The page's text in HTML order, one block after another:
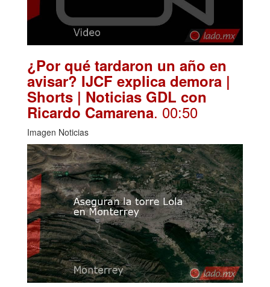
¿Por qué tardaron un año en
avisar? IJCF explica demora |
Shorts | Noticias GDL con
Ricardo Camarena. 00:50
Imagen Noticias